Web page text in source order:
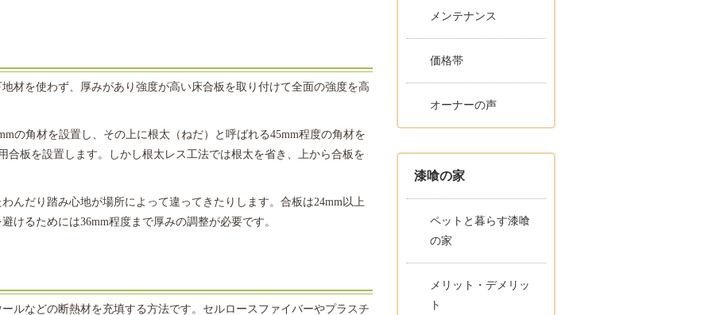
材を使わず、厚みがあり強度が高い床合板を取り付けて全面の強度を高
の角材を設置し、その上に根太（ねだ）と呼ばれる45mm程度の角材を
合板を設置します。しかし根太レス工法では根太を省き、上から合板を
んだり踏み心地が場所によって違ってきたりします。合板は24mm以上
けるためには36mm程度まで厚みの調整が必要です。
ルなどの断熱材を充填する方法です。セルロースファイバーやプラスチ
メンテナンス
価格帯
オーナーの声
漆喰の家
ペットと暮らす漆喰
の家
メリット・デメリッ
ト